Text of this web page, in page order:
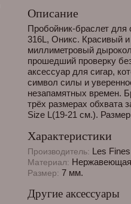
Описание
Пробойник-браслет для
316L, Оникс. Красивый
миллиметровый
прошедший проверку
аксессуар для сигар,
символ силы и
незапамятных времен.
трёх размерах обхвата
Size L(19-21 см.).
Характеристики
Производитель: Les
Материал:
Размер: 7 мм.
Другие аксессуары